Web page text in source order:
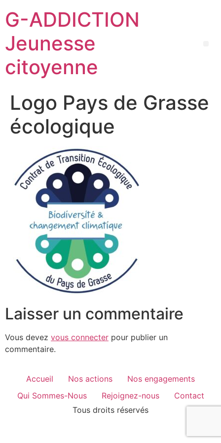
G-ADDICTION
Jeunesse
citoyenne
Logo Pays de Grasse
écologique
Laisser un commentaire
Vous devez vous connecter pour publier un
commentaire.
Accueil Nos actions
Nos engagements
Qui Sommes-Nous
Rejoignez-nous
Contact
Tous droits réservés